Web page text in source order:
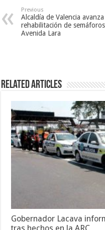
Previous
Alcaldía de Valencia
rehabilitación de
Avenida Lara
Related Articles
Gobernador Lacava
tras hechos en la ARC